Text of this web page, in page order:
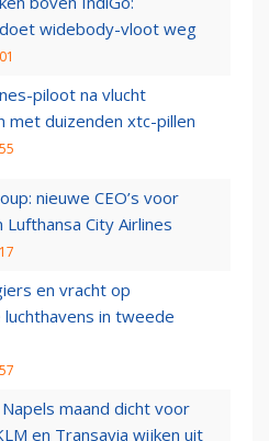
widebody-vloot weg
piloot na vlucht
met duizenden xtc-pillen
nieuwe CEO’s voor
Lufthansa City Airlines
en vracht op
in tweede
maand dicht voor
en Transavia wijken uit